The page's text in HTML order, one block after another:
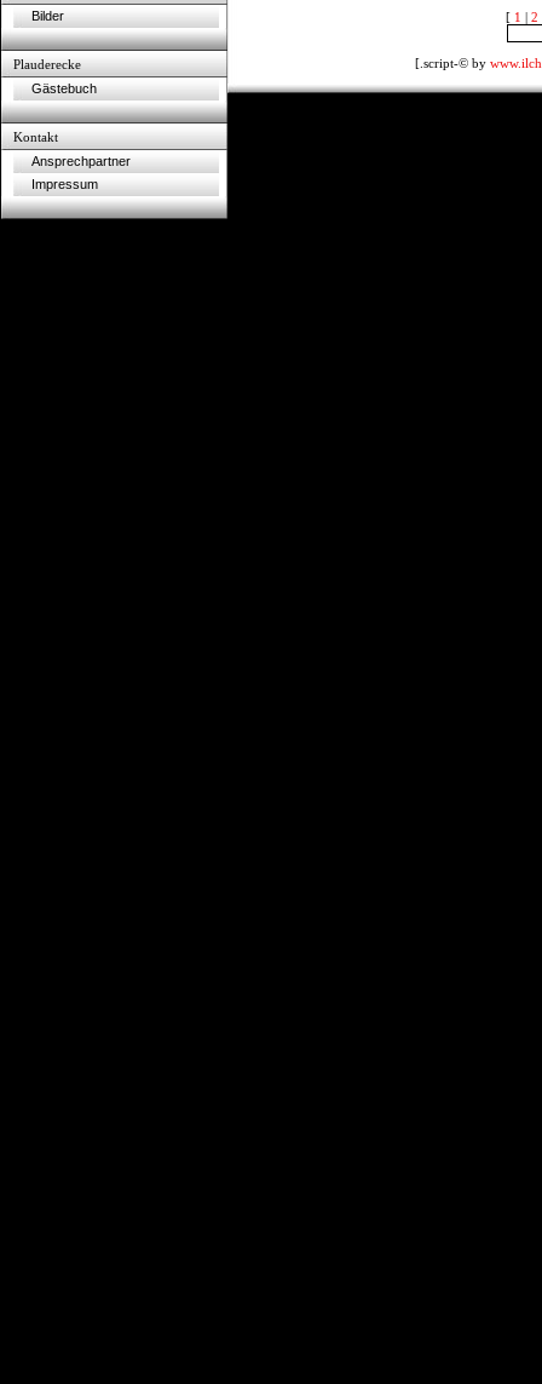
Bilder
Plauderecke
Gästebuch
Kontakt
Ansprechpartner
Impressum
[ 1 | 2
[.script-© by